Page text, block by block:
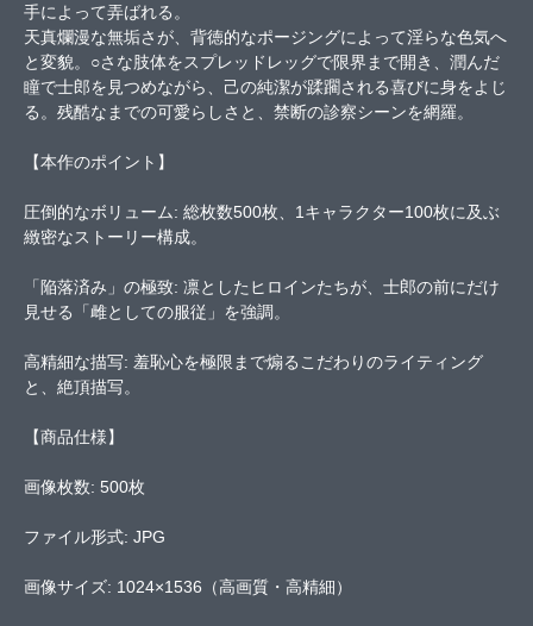
手によって弄ばれる。
天真爛漫な無垢さが、背徳的なポージングによって淫らな色気へ
と変貌。○さな肢体をスプレッドレッグで限界まで開き、潤んだ
瞳で士郎を見つめながら、己の純潔が蹂躙される喜びに身をよじ
る。残酷なまでの可愛らしさと、禁断の診察シーンを網羅。
【本作のポイント】
圧倒的なボリューム: 総枚数500枚、1キャラクター100枚に及ぶ
緻密なストーリー構成。
「陥落済み」の極致: 凛としたヒロインたちが、士郎の前にだけ
見せる「雌としての服従」を強調。
高精細な描写: 羞恥心を極限まで煽るこだわりのライティング
と、絶頂描写。
【商品仕様】
画像枚数: 500枚
ファイル形式: JPG
画像サイズ: 1024×1536（高画質・高精細）